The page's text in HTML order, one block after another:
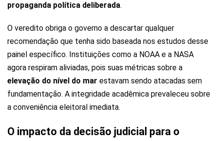
propaganda política deliberada.
O veredito obriga o governo a descartar qualquer
recomendação que tenha sido baseada nos estudos desse
painel específico. Instituições como a NOAA e a NASA
agora respiram aliviadas, pois suas métricas sobre a
elevação do nível do mar estavam sendo atacadas sem
fundamentação. A integridade acadêmica prevaleceu sobre
a conveniência eleitoral imediata.
O impacto da decisão judicial para o